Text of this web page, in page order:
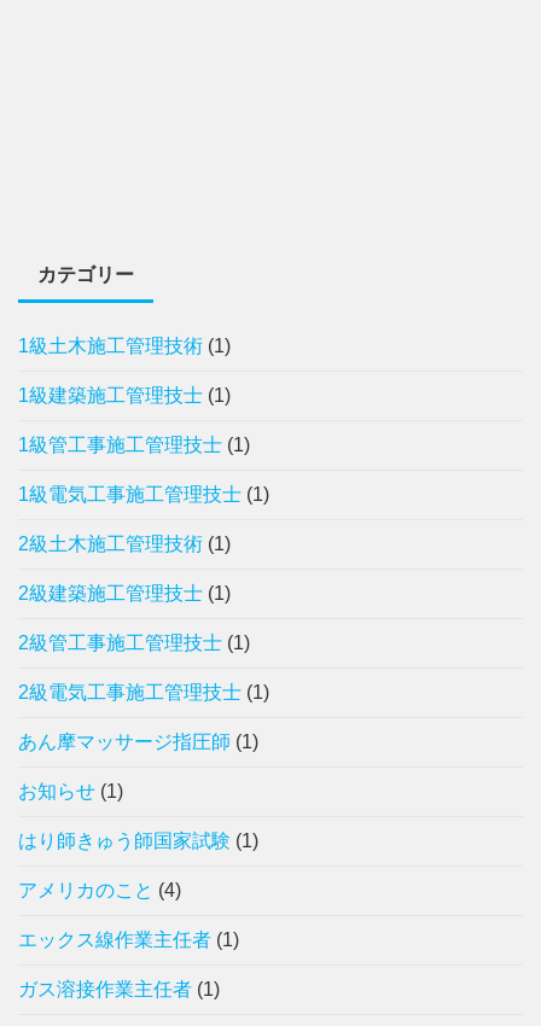
カテゴリー
1級土木施工管理技術 (1)
1級建築施工管理技士 (1)
1級管工事施工管理技士 (1)
1級電気工事施工管理技士 (1)
2級土木施工管理技術 (1)
2級建築施工管理技士 (1)
2級管工事施工管理技士 (1)
2級電気工事施工管理技士 (1)
あん摩マッサージ指圧師 (1)
お知らせ (1)
はり師きゅう師国家試験 (1)
アメリカのこと (4)
エックス線作業主任者 (1)
ガス溶接作業主任者 (1)